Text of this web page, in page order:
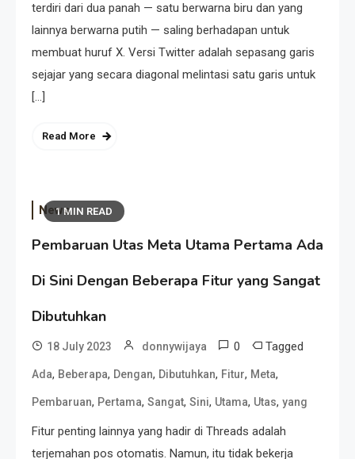
terdiri dari dua panah — satu berwarna biru dan yang
lainnya berwarna putih — saling berhadapan untuk
membuat huruf X. Versi Twitter adalah sepasang garis
sejajar yang secara diagonal melintasi satu garis untuk
[…]
Read More
1 MIN READ
News
Pembaruan Utas Meta Utama Pertama Ada
Di Sini Dengan Beberapa Fitur yang Sangat
Dibutuhkan
18 July 2023 donnywijaya 0 Tagged
Ada, Beberapa, Dengan, Dibutuhkan, Fitur, Meta,
Pembaruan, Pertama, Sangat, Sini, Utama, Utas, yang
Fitur penting lainnya yang hadir di Threads adalah
terjemahan pos otomatis. Namun, itu tidak bekerja